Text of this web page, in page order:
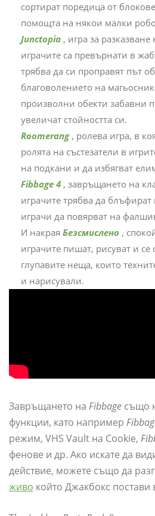
сортират поредица от
помощта на някои малки
Junctopia , игра за
играчите са превърнати в
трябва да си проправят път
благоволението на
произволни обекти забавни
увеличат стойността си.
Roomerang , ролева игра, в
ролята на състезатели в
на подкани и да избягват
Fibbage 4 , завръщането на
играчите трябва да блъфират
играчи да повярват на
И накрая Безсмислено ,
играчите пишат, рисуват и се
глупавите неща, които
и нарисували.
Завръщането на Fibbage също
функции, като например
режим, VHS Vault на Cookie,
фенове и др. Ако искате да
действие, можете също да
живо който Джакбокс